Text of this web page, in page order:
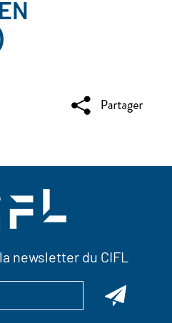
newsletter du CIFL